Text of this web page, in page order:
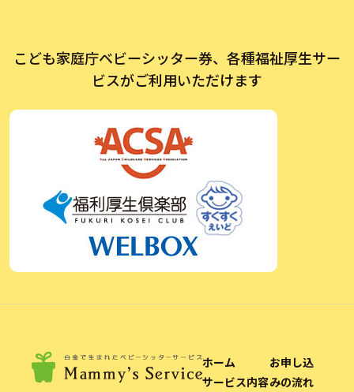
こども家庭庁ベビーシッター券、各種福祉厚生サー
ビスがご利用いただけます
ホーム
サービス内容
お申し込
みの流れ